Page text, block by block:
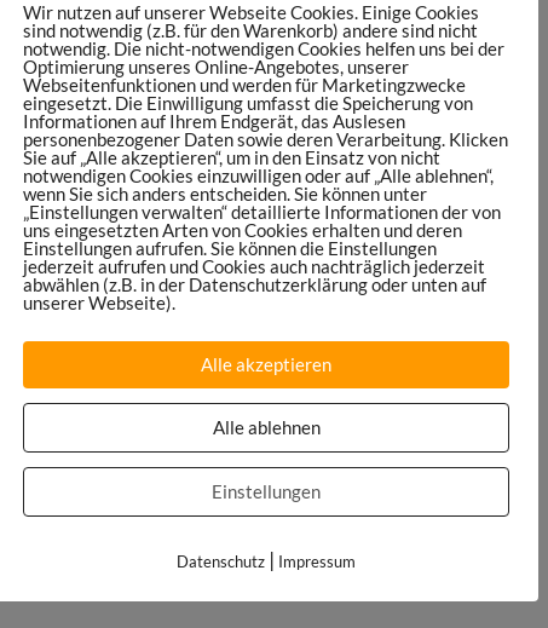
Wir nutzen auf unserer Webseite Cookies. Einige Cookies
sind notwendig (z.B. für den Warenkorb) andere sind nicht
notwendig. Die nicht-notwendigen Cookies helfen uns bei der
Optimierung unseres Online-Angebotes, unserer
Webseitenfunktionen und werden für Marketingzwecke
eingesetzt. Die Einwilligung umfasst die Speicherung von
Informationen auf Ihrem Endgerät, das Auslesen
personenbezogener Daten sowie deren Verarbeitung. Klicken
Sie auf „Alle akzeptieren“, um in den Einsatz von nicht
notwendigen Cookies einzuwilligen oder auf „Alle ablehnen“,
wenn Sie sich anders entscheiden. Sie können unter
„Einstellungen verwalten“ detaillierte Informationen der von
uns eingesetzten Arten von Cookies erhalten und deren
Einstellungen aufrufen. Sie können die Einstellungen
jederzeit aufrufen und Cookies auch nachträglich jederzeit
abwählen (z.B. in der Datenschutzerklärung oder unten auf
unserer Webseite).
Alle akzeptieren
Alle ablehnen
Einstellungen
Datenschutz | Impressum